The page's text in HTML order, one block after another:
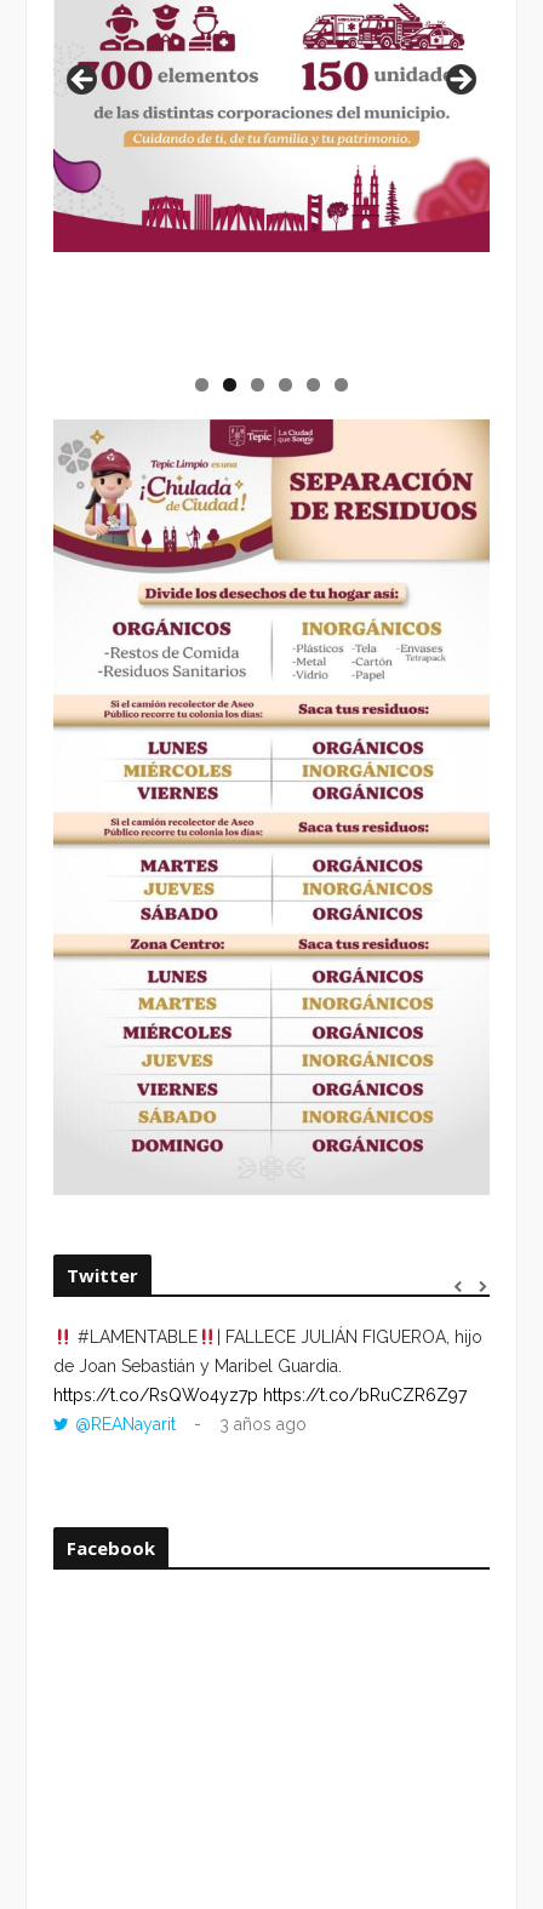
Twitter
#LAMENTABLE
| FALLECE JULIÁN FIGUEROA, hijo
de Joan Sebastián y Maribel Guardia.
https://t.co/RsQWo4yz7p https://t.co/bRuCZR6Z97
@REANayarit
3 años ago
Facebook